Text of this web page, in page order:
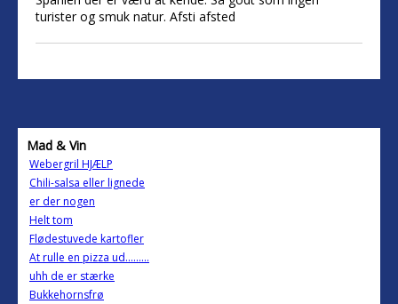
turister og smuk natur. Afsti afsted
Mad & Vin
Webergril HJÆLP
Chili-salsa eller lignede
er der nogen
Helt tom
Flødestuvede kartofler
At rulle en pizza ud.........
uhh de er stærke
Bukkehornsfrø